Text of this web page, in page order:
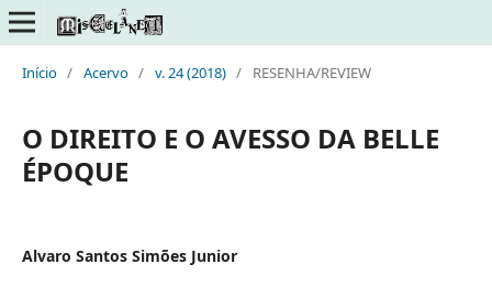
Início / Acervo / v. 24 (2018) / RESENHA/REVIEW
O DIREITO E O AVESSO DA BELLE
ÉPOQUE
Alvaro Santos Simões Junior